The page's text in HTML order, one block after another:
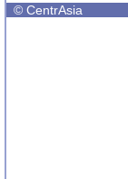
© CentrAsia